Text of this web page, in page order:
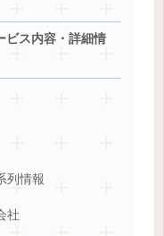
ビス内容・詳細情
列情報
社